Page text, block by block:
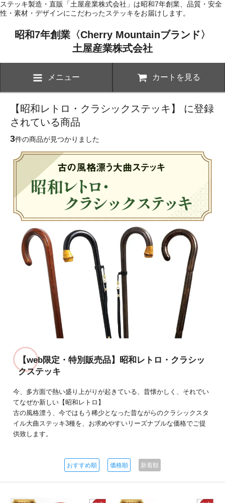
ステッキ製造・直販「土屋産業株式会社」は昭和7年創業、品質・安全
性・素材・デザインにこだわったステッキをお届けします。
昭和7年創業〈Cherry Mountainブランド〉
土屋産業株式会社
メニュー カートを見る
【昭和レトロ・クラシックステッキ】 に登録
されている商品
3件の商品が見つかりました
【web限定・特別販売品】昭和レトロ・クラシッ
クステッキ
今、多方面で熱い盛り上がりが起きている、昔懐かしく、それでい
てなぜか新しい【昭和レトロ】
古の風格漂う、今ではもう稀少となった昔ながらのクラシックスタ
イル大曲ステッキ3種を、お求めやすいリーズナブルな価格でご提
供致します。
おすすめ順 価格順 新着順